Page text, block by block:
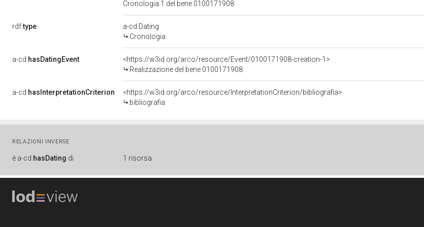
Cronologia 1 del bene 0100171908
rdf:type
a-cd:Dating
Cronologia
a-cd:hasDatingEvent
<https://w3id.org/arco/resource/Event/0100171908-creation-1>
Realizzazione del bene 0100171908
a-cd:hasInterpretationCriterion
<https://w3id.org/arco/resource/InterpretationCriterion/bibliografia>
bibliografia
RELAZIONI INVERSE
è a-cd:hasDating di 1 risorsa